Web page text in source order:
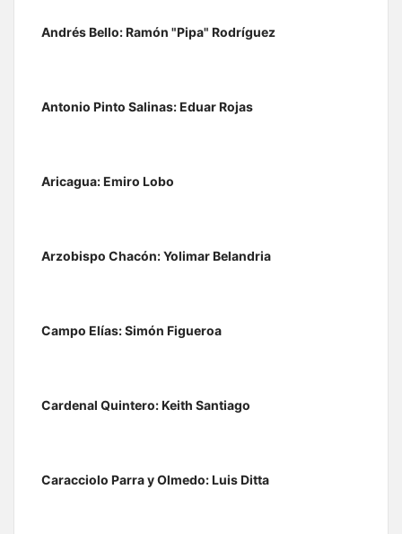
Andrés Bello: Ramón "Pipa" Rodríguez
Antonio Pinto Salinas: Eduar Rojas
Aricagua: Emiro Lobo
Arzobispo Chacón: Yolimar Belandria
Campo Elías: Simón Figueroa
Cardenal Quintero: Keith Santiago
Caracciolo Parra y Olmedo: Luis Ditta